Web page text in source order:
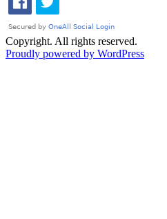
Copyright. All rights reserved.
Proudly powered by WordPress